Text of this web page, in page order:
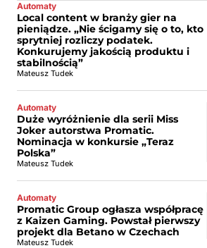
Automaty
Local content w branży gier na
pieniądze. „Nie ścigamy się o to, kto
sprytniej rozliczy podatek.
Konkurujemy jakością produktu i
stabilnością”
Mateusz Tudek
Automaty
Duże wyróżnienie dla serii Miss
Joker autorstwa Promatic.
Nominacja w konkursie „Teraz
Polska”
Mateusz Tudek
Automaty
Promatic Group ogłasza współpracę
z Kaizen Gaming. Powstał pierwszy
projekt dla Betano w Czechach
Mateusz Tudek